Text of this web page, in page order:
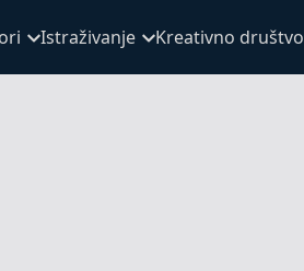
Istraživanje Kreativno društvo